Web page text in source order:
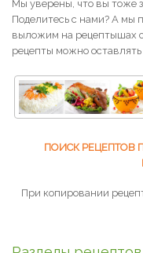
Мы уверены, что вы тоже
Поделитесь с нами? А мы
выложим на рецептышах
рецепты можно
ПОИСК РЕЦЕПТОВ
При копировании